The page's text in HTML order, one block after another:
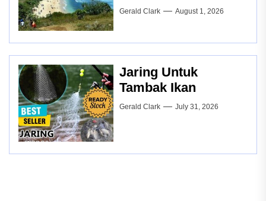
Gerald Clark August 1, 2026
Jaring Untuk
Tambak Ikan
Gerald Clark July 31, 2026